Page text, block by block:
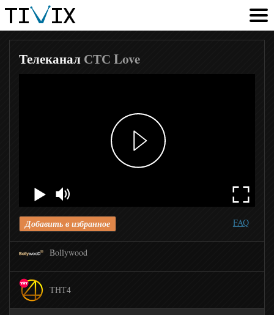
Телеканал СТС Love
Добавить в избранное FAQ
Red
Sony Sci-Fi
ZEE TV
Bollywood
ТНТ4